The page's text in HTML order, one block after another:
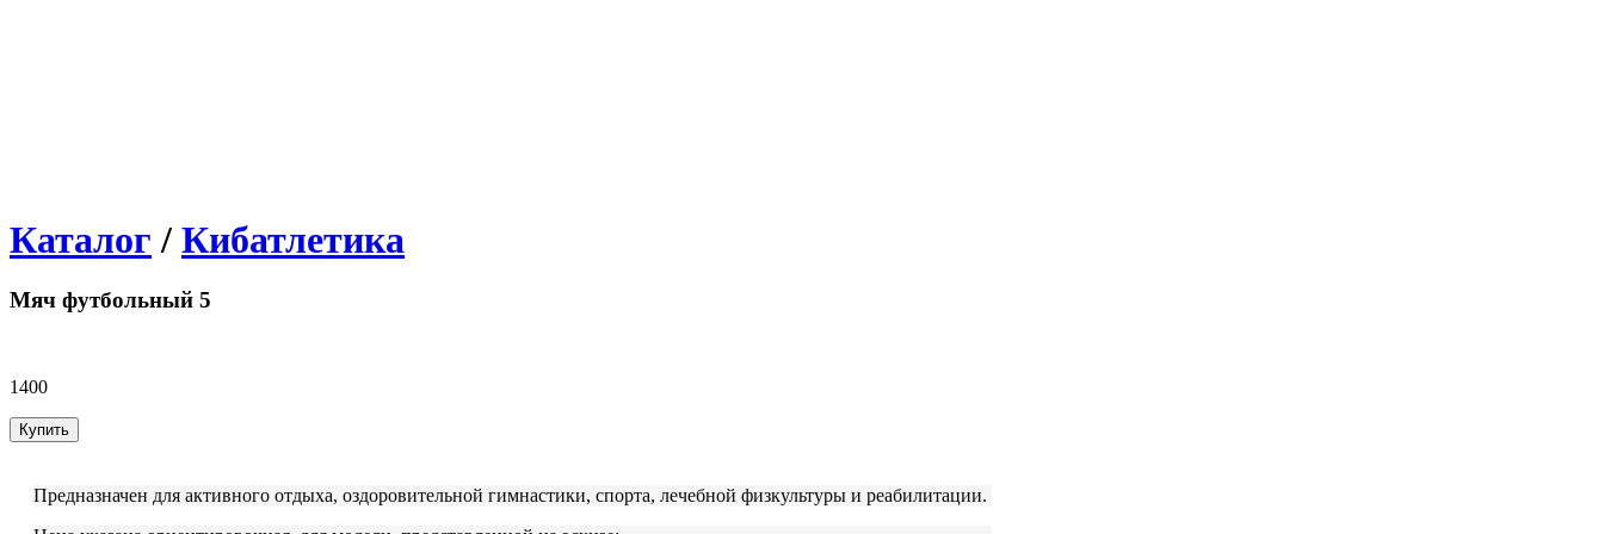
Каталог / Кибатлетика
Мяч футбольный 5
1400
Предназначен для активного отдыха, оздоровительной гимнастики, спорта, лечебной физкультуры и реабилитации.